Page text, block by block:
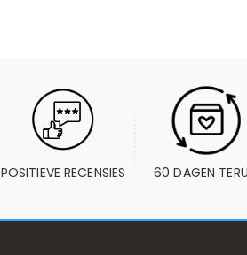
POSITIEVE RECENSIES 60 DAGEN